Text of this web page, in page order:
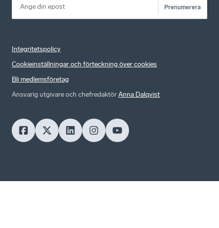
Prenumerera
Integritetspolicy
Cookieinställningar och förteckning över cookies
Bli medlemsföretag
Ansvarig utgivare och chefredaktörAnna Dalqvist